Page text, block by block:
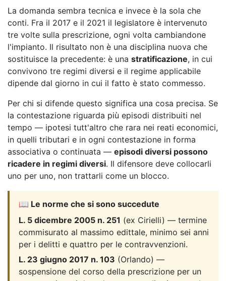
La domanda sembra tecnica e invece è la sola che
conti. Fra il 2017 e il 2021 il legislatore è intervenuto
tre volte sulla prescrizione, ogni volta cambiandone
l'impianto. Il risultato non è una disciplina nuova che
sostituisce la precedente: è una stratificazione, in cui
convivono tre regimi diversi e il regime applicabile
dipende dal giorno in cui il fatto è stato commesso.
Per chi si difende questo significa una cosa precisa. Se
la contestazione riguarda più episodi distribuiti nel
tempo — ipotesi tutt'altro che rara nei reati economici,
in quelli tributari e in ogni contestazione in forma
associativa o continuata — episodi diversi possono
ricadere in regimi diversi. Il difensore deve collocarli
uno per uno, non trattarli come un blocco.
📖 Le norme che si sono succedute
L. 5 dicembre 2005 n. 251 (ex Cirielli) — termine
commisurato al massimo edittale, minimo sei anni
per i delitti e quattro per le contravvenzioni.
L. 23 giugno 2017 n. 103 (Orlando) —
sospensione del corso della prescrizione per un